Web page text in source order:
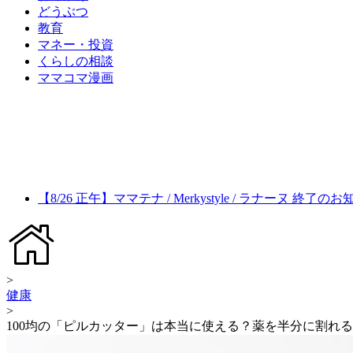
どうぶつ
教育
マネー・投資
くらしの相談
ママコマ漫画
【8/26 正午】ママテナ / Merkystyle / ラナーヌ 終了のお
>
健康
>
100均の「ピルカッター」は本当に使える？薬を半分に割れ